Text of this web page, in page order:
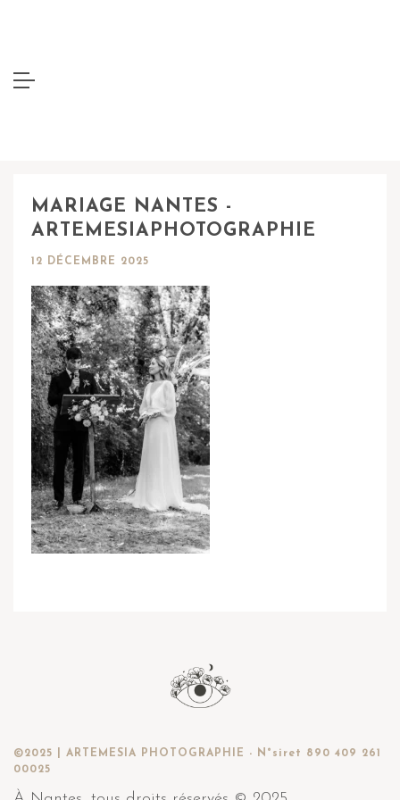
MARIAGE NANTES -
ARTEMESIAPHOTOGRAPHIE
12 DÉCEMBRE 2025
©2025 | ARTEMESIA PHOTOGRAPHIE - N°siret 890 409 261
00025